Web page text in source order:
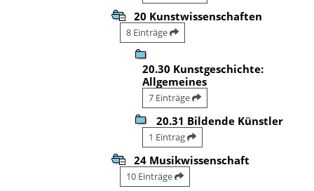
20 Kunstwissenschaften
8 Einträge
20.30 Kunstgeschichte:
Allgemeines
7 Einträge
20.31 Bildende Künstler
1 Eintrag
24 Musikwissenschaft
10 Einträge